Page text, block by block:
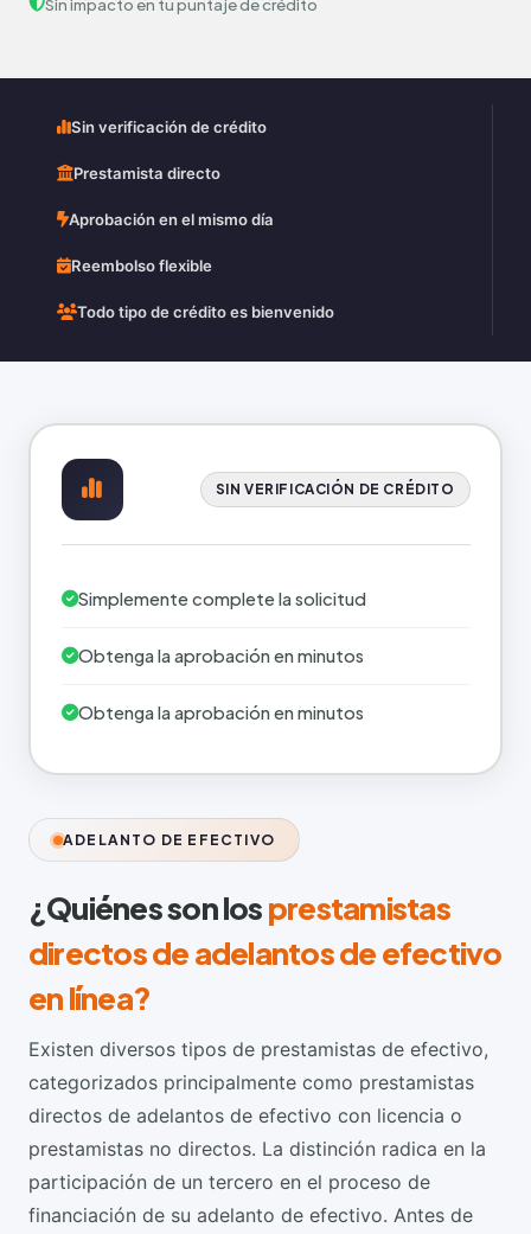
Sin impacto en tu puntaje de crédito
Sin verificación de crédito
Prestamista directo
Aprobación en el mismo día
Reembolso flexible
Todo tipo de crédito es bienvenido
SIN VERIFICACIÓN DE CRÉDITO
Simplemente complete la solicitud
Obtenga la aprobación en minutos
Obtenga la aprobación en minutos
ADELANTO DE EFECTIVO
¿Quiénes son losprestamistas
directos de adelantos de efectivo
en línea?
Existen diversos tipos de prestamistas de efectivo,
categorizados principalmente como prestamistas
directos de adelantos de efectivo con licencia o
prestamistas no directos. La distinción radica en la
participación de un tercero en el proceso de
financiación de su adelanto de efectivo. Antes de